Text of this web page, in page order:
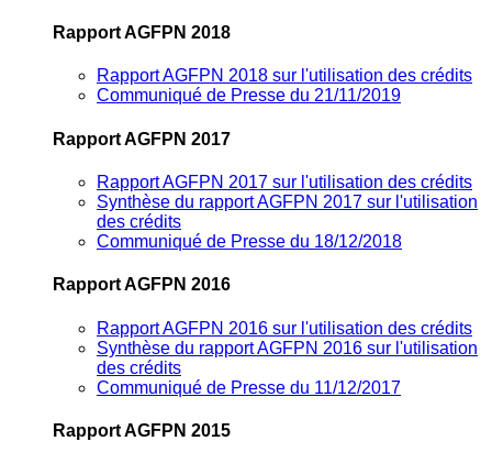
Rapport AGFPN 2018
Rapport AGFPN 2018 sur l'utilisation des crédits
Communiqué de Presse du 21/11/2019
Rapport AGFPN 2017
Rapport AGFPN 2017 sur l'utilisation des crédits
Synthèse du rapport AGFPN 2017 sur l'utilisation
des crédits
Communiqué de Presse du 18/12/2018
Rapport AGFPN 2016
Rapport AGFPN 2016 sur l'utilisation des crédits
Synthèse du rapport AGFPN 2016 sur l'utilisation
des crédits
Communiqué de Presse du 11/12/2017
Rapport AGFPN 2015